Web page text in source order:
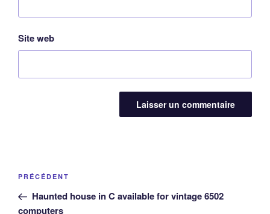
Site web
Navigation
l’article
Article
précédent
PRÉCÉDENT
Haunted house in C available for vintage 6502
computers